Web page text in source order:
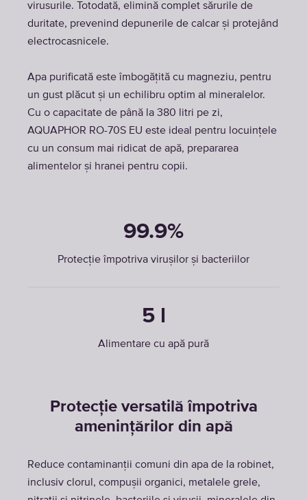
virusurile. Totodată, elimină complet sărurile de
duritate, prevenind depunerile de calcar și protejând
electrocasnicele.
Apa purificată este îmbogățită cu magneziu, pentru
un gust plăcut și un echilibru optim al mineralelor.
Cu o capacitate de până la 380 litri pe zi,
AQUAPHOR RO-70S EU este ideal pentru locuințele
cu un consum mai ridicat de apă, prepararea
alimentelor și hranei pentru copii.
99.9%
Protecție împotriva virușilor și bacteriilor
5 l
Alimentare cu apă pură
Protecție versatilă împotriva
amenințărilor din apă
Reduce contaminanții comuni din apa de la robinet,
inclusiv clorul, compușii organici, metalele grele,